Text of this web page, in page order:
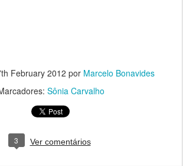
February 2012 por Marcelo Bonavides
Sônia Carvalho
3 Ver comentários